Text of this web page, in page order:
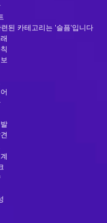
된 카테고리는 '슬픔'입니다